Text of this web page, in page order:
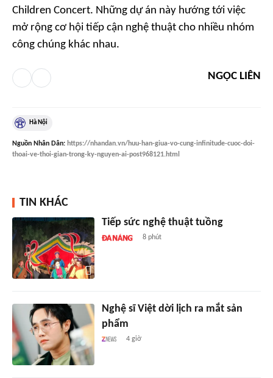
Children Concert. Những dự án này hướng tới việc
mở rộng cơ hội tiếp cận nghệ thuật cho nhiều nhóm
công chúng khác nhau.
NGỌC LIÊN
Hà Nội
Nguồn Nhân Dân: https://nhandan.vn/huu-han-giua-vo-cung-infinitude-cuoc-doi-
thoai-ve-thoi-gian-trong-ky-nguyen-ai-post968121.html
TIN KHÁC
Tiếp sức nghệ thuật tuồng
8 phút
Nghệ sĩ Việt dời lịch ra mắt sản
phẩm
4 giờ